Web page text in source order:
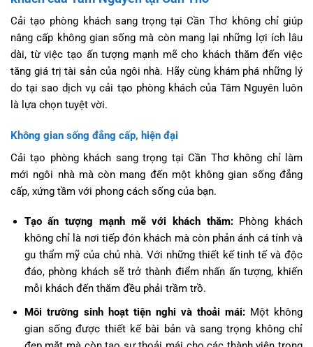
Cải tạo phòng khách sang trọng tại Cần Thơ không chỉ giúp
nâng cấp không gian sống mà còn mang lại những lợi ích lâu
dài, từ việc tạo ấn tượng mạnh mẽ cho khách thăm đến việc
tăng giá trị tài sản của ngôi nhà. Hãy cùng khám phá những lý
do tại sao dịch vụ cải tạo phòng khách của Tâm Nguyên luôn
là lựa chọn tuyệt vời.
Không gian sống đẳng cấp, hiện đại
Cải tạo phòng khách sang trọng tại Cần Thơ không chỉ làm
mới ngôi nhà mà còn mang đến một không gian sống đẳng
cấp, xứng tầm với phong cách sống của bạn.
Tạo ấn tượng mạnh mẽ với khách thăm:Phòng khách
không chỉ là nơi tiếp đón khách mà còn phản ánh cá tính và
gu thẩm mỹ của chủ nhà. Với những thiết kế tinh tế và độc
đáo, phòng khách sẽ trở thành điểm nhấn ấn tượng, khiến
mỗi khách đến thăm đều phải trầm trồ.
Môi trường sinh hoạt tiện nghi và thoải mái:Một không
gian sống được thiết kế bài bản và sang trọng không chỉ